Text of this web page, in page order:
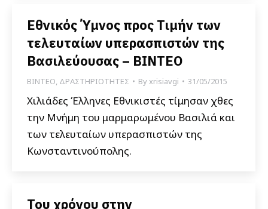
Εθνικός Ύμνος προς Τιμήν των
τελευταίων υπερασπιστών της
Βασιλεύουσας – ΒΙΝΤΕΟ
ΒΙΝΤΕΟ, ΔΡΑΣΤΗΡΙΟΤΗΤΕΣ Byxrisiavgi 31/05/2015
Χιλιάδες Έλληνες Εθνικιστές τίμησαν χθες
την Μνήμη του μαρμαρωμένου Βασιλιά και
των τελευταίων υπερασπιστών της
Κωνσταντινούπολης.
Του χρόνου στην